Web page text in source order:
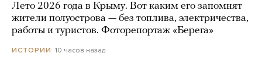
Лето 2026 года в Крыму. Вот каким его запомнят
жители полуострова — без топлива, электричества,
работы и туристов. Фоторепортаж «Берега»
ИСТОРИИ 10 часов назад